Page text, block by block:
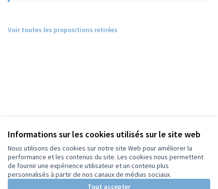
Informations sur les cookies utilisés sur le site web
Nous utilisons des cookies sur notre site Web pour améliorer la
performance et les contenus du site. Les cookies nous permettent
de fournir une expérience utilisateur et un contenu plus
personnalisés à partir de nos canaux de médias sociaux.
Tout accepter
Voir toutes les propositions retirées